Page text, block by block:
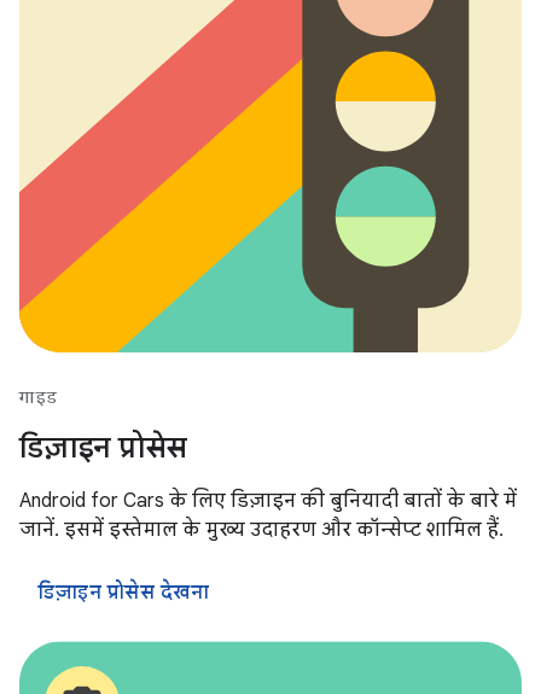
गाइड
डिज़ाइन प्रोसेस
Android for Cars के लिए डिज़ाइन की बुनियादी बातों के बारे में
जानें. इसमें इस्तेमाल के मुख्य उदाहरण और कॉन्सेप्ट शामिल हैं.
डिज़ाइन प्रोसेस देखना